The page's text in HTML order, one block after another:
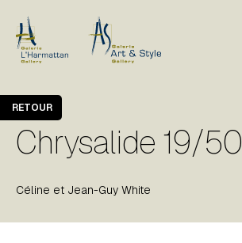
Chrysalide 19/50
Céline et Jean-Guy White
RETOUR